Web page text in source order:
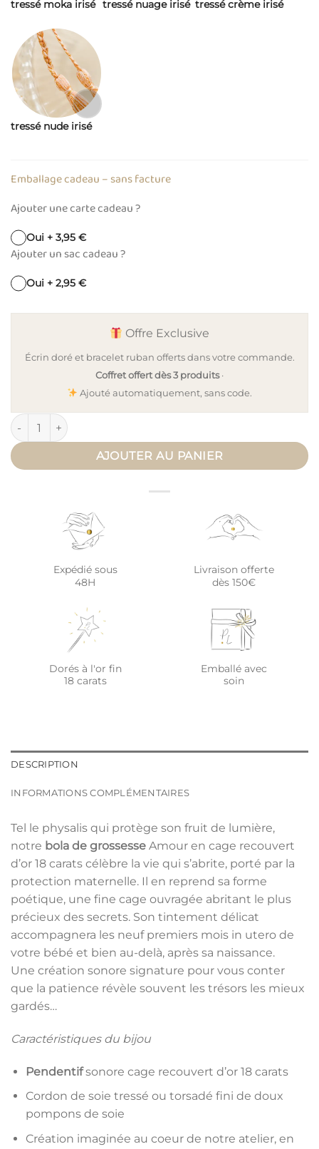
tressé moka irisé tressé nuage irisé tressé crème irisé
tressé nude irisé
Emballage cadeau – sans facture
Ajouter une carte cadeau ?
Oui + 3,95 €
Ajouter un sac cadeau ?
Oui + 2,95 €
Offre Exclusive
Écrin doré et bracelet ruban offerts dans votre commande.
Coffret offert dès 3 produits·
Ajouté automatiquement, sans code.
quantité de Bola de grossesse AMOUR EN CAGE - cordon de
AJOUTER AU PANIER
Expédié sous
48H
Livraison offerte
dès 150€
Dorés à l'or fin
18 carats
Emballé avec
soin
DESCRIPTION
INFORMATIONS COMPLÉMENTAIRES
Tel le physalis qui protège son fruit de lumière,
notre bola de grossesse Amour en cage recouvert
d’or 18 carats célèbre la vie qui s’abrite, porté par la
protection maternelle. Il en reprend sa forme
poétique, une fine cage ouvragée abritant le plus
précieux des secrets. Son tintement délicat
accompagnera les neuf premiers mois in utero de
votre bébé et bien au-delà, après sa naissance.
Une création sonore signature pour vous conter
que la patience révèle souvent les trésors les mieux
gardés…
Caractéristiques du bijou
Pendentifsonore cage recouvert d’or 18 carats
Cordon de soie tressé ou torsadé fini de doux
pompons de soie
Création imaginée au coeur de notre atelier, en